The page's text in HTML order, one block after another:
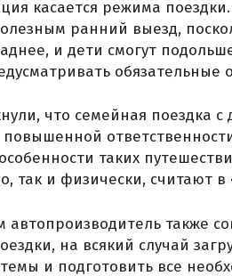
касается режима
ранний выезд,
и дети смогут
обязательные
что семейная поездка с
таких
так и физически, считают в
также
на всякий случай
и подготовить все